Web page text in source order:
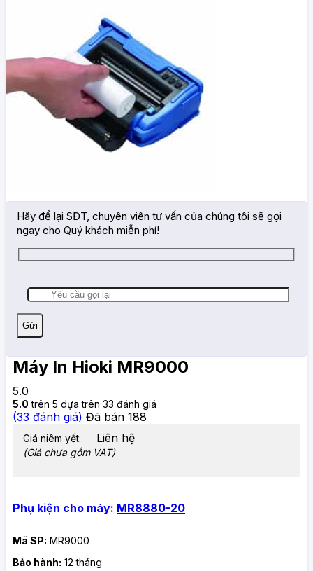
Hãy để lại SĐT, chuyên viên tư vấn của chúng tôi sẽ gọi
ngay cho Quý khách miễn phí!
Máy In Hioki MR9000
5.0
5.0 trên 5 dựa trên 33 đánh giá
(33 đánh giá) Đã bán 188
Giá niêm yết: Liên hệ
(Giá chưa gồm VAT)
Phụ kiện cho máy: MR8880-20
Mã SP: MR9000
Bảo hành: 12 tháng